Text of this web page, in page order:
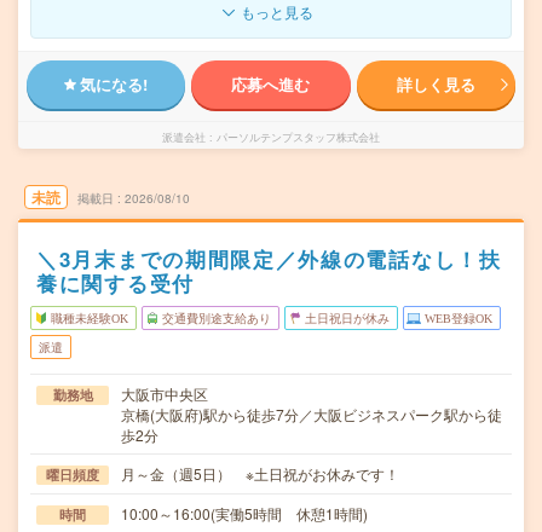
もっと見る
気になる! 応募へ進む 詳しく見る
派遣会社 パーソルテンプスタッフ株式会社
未読 掲載日 2026/08/10
＼3月末までの期間限定／外線の電話なし！扶
養に関する受付
職種未経験OK 交通費別途支給あり 土日祝日が休み WEB登録OK
派遣
勤務地
大阪市中央区
京橋(大阪府)駅から徒歩7分／大阪ビジネスパーク駅から徒
歩2分
曜日頻度 月～金（週5日） ※土日祝がお休みです！
時間 10:00～16:00(実働5時間 休憩1時間)